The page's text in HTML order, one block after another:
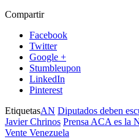
Compartir
Facebook
Twitter
Google +
Stumbleupon
LinkedIn
Pinterest
EtiquetasAN Diputados deben
Javier Chrinos Prensa ACA es la
Vente Venezuela